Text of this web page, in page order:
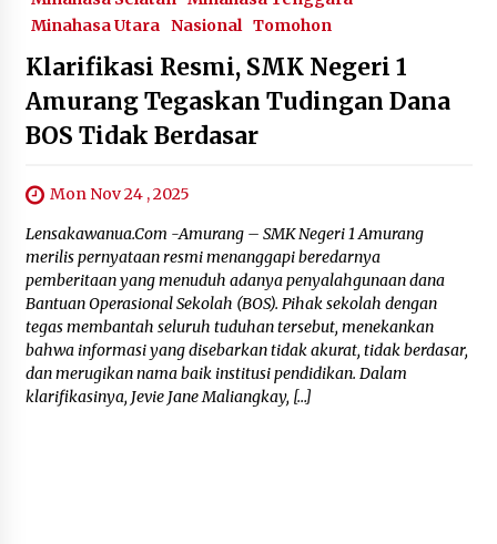
Minahasa Utara Nasional Tomohon
Klarifikasi Resmi, SMK Negeri 1
Amurang Tegaskan Tudingan Dana
BOS Tidak Berdasar
Mon Nov 24 , 2025
Lensakawanua.Com -Amurang – SMK Negeri 1 Amurang
merilis pernyataan resmi menanggapi beredarnya
pemberitaan yang menuduh adanya penyalahgunaan dana
Bantuan Operasional Sekolah (BOS). ‎‎Pihak sekolah dengan
tegas membantah seluruh tuduhan tersebut, menekankan
bahwa informasi yang disebarkan tidak akurat, tidak berdasar,
dan merugikan nama baik institusi pendidikan. ‎‎Dalam
klarifikasinya, Jevie Jane Maliangkay, […]